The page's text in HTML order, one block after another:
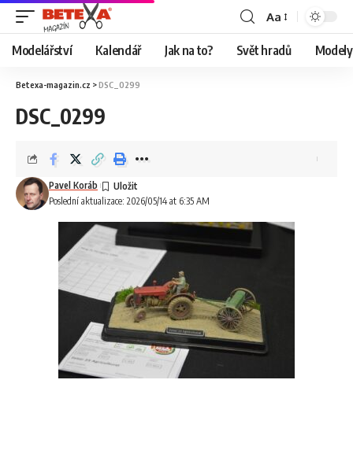
Aa
Modelářství Kalendář Jak na to? Svět hradů
Betexa-magazin.cz >DSC_0299
DSC_0299
Poslední aktualizace: 2026/05/14 at 6:35 AM
Pavel Koráb